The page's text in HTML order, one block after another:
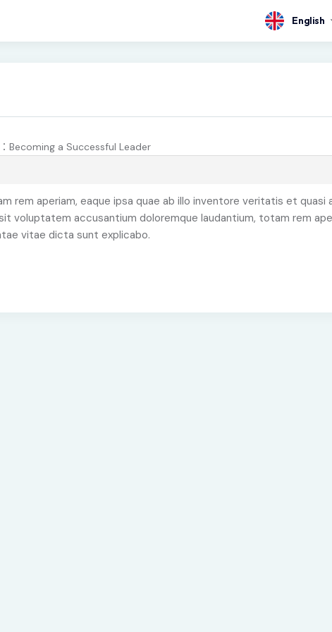
English
Becoming a Successful Leader
rem aperiam, eaque ipsa quae ab illo inventore veritatis et
voluptatem accusantium doloremque laudantium, totam rem
vitae dicta sunt explicabo.